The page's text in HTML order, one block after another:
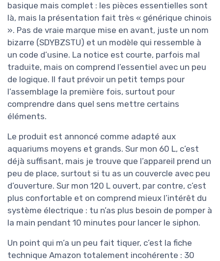
basique mais complet : les pièces essentielles sont
là, mais la présentation fait très « générique chinois
». Pas de vraie marque mise en avant, juste un nom
bizarre (SDYBZSTU) et un modèle qui ressemble à
un code d’usine. La notice est courte, parfois mal
traduite, mais on comprend l’essentiel avec un peu
de logique. Il faut prévoir un petit temps pour
l’assemblage la première fois, surtout pour
comprendre dans quel sens mettre certains
éléments.
Le produit est annoncé comme adapté aux
aquariums moyens et grands. Sur mon 60 L, c’est
déjà suffisant, mais je trouve que l’appareil prend un
peu de place, surtout si tu as un couvercle avec peu
d’ouverture. Sur mon 120 L ouvert, par contre, c’est
plus confortable et on comprend mieux l’intérêt du
système électrique : tu n’as plus besoin de pomper à
la main pendant 10 minutes pour lancer le siphon.
Un point qui m’a un peu fait tiquer, c’est la fiche
technique Amazon totalement incohérente : 30